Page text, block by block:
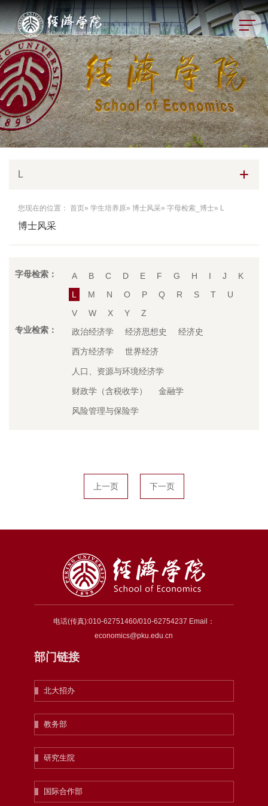
L
您现在的位置： 首页» 学生培养原» 博士风采» 字母检索_博士» L
博士风采
字母检索： A B C D E F G H I J
K
L
M N O P Q R S T
U
V
W X Y
Z
专业检索：
政治经济学 经济思想史 经济史
西方经济学 世界经济
人口、资源与环境经济学
财政学（含税收学） 金融学
风险管理与保险学
上一页 下一页
电话(传真):010-62751460/010-62754237 Email：
economics@pku.edu.cn
部门链接
北大招办
教务部
研究生院
国际合作部